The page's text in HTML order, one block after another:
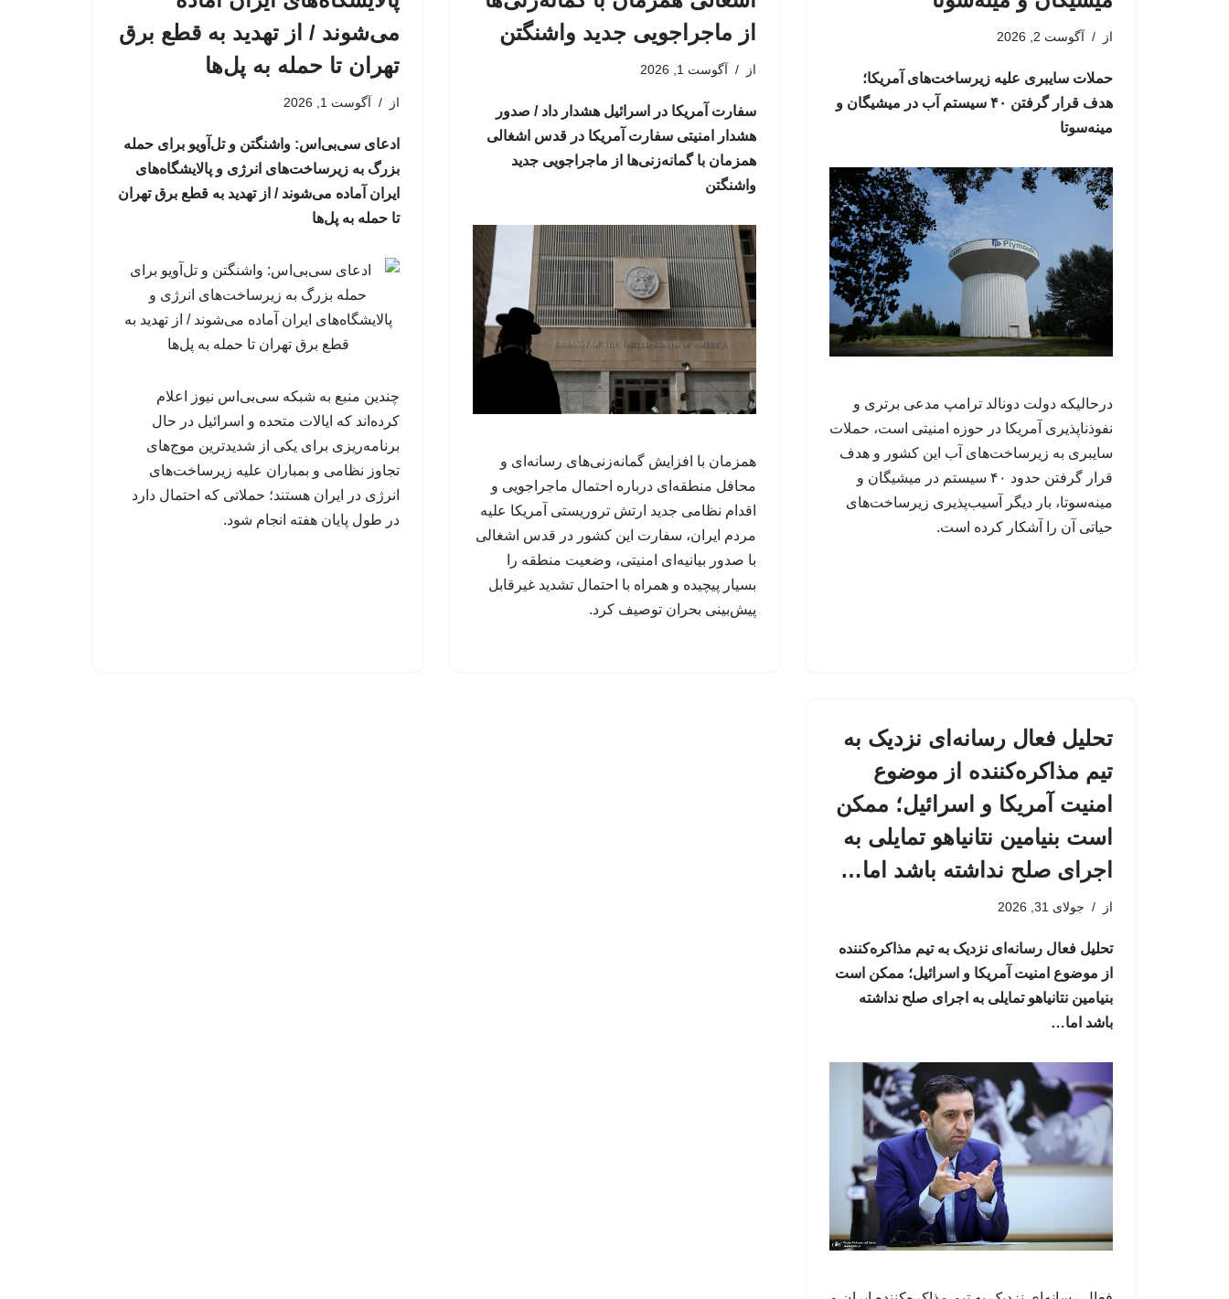
از آگوست 2, 2026
حملات سایبری علیه زیرساخت‌های آمریکا؛
هدف قرار گرفتن ۴۰ سیستم آب در میشیگان و
مینه‌سوتا
درحالیکه دولت دونالد ترامپ مدعی برتری و
نفوذناپذیری آمریکا در حوزه امنیتی است، حملات
سایبری به زیرساخت‌های آب این کشور و هدف
قرار گرفتن حدود ۴۰ سیستم در میشیگان و
مینه‌سوتا، بار دیگر آسیب‌پذیری زیرساخت‌های
حیاتی آن را آشکار کرده است.
از ماجراجویی جدید واشنگتن
از آگوست 1, 2026
سفارت آمریکا در اسرائیل هشدار داد / صدور
هشدار امنیتی سفارت آمریکا در قدس اشغالی
همزمان با گمانه‌زنی‌ها از ماجراجویی جدید
واشنگتن
همزمان با افزایش گمانه‌زنی‌های رسانه‌ای و
محافل منطقه‌ای درباره احتمال ماجراجویی و
اقدام نظامی جدید ارتش تروریستی آمریکا علیه
مردم ایران، سفارت این کشور در قدس اشغالی
با صدور بیانیه‌ای امنیتی، وضعیت منطقه را
بسیار پیچیده و همراه با احتمال تشدید غیرقابل
پیش‌بینی بحران توصیف کرد.
می‌شوند / از تهدید به قطع برق
تهران تا حمله به پل‌ها
از آگوست 1, 2026
ادعای سی‌بی‌اس: واشنگتن و تل‌آویو برای حمله
بزرگ به زیرساخت‌های انرژی و پالایشگاه‌های
ایران آماده می‌شوند / از تهدید به قطع برق تهران
تا حمله به پل‌ها
چندین منبع به شبکه سی‌بی‌اس نیوز اعلام
کرده‌اند که ایالات متحده و اسرائیل در حال
برنامه‌ریزی برای یکی از شدیدترین موج‌های
تجاوز نظامی و بمباران علیه زیرساخت‌های
انرژی در ایران هستند؛ حملاتی که احتمال دارد
در طول پایان هفته انجام شود.
تحلیل فعال رسانه‌ای نزدیک به
تیم مذاکره‌کننده از موضوع
امنیت آمریکا و اسرائیل؛ ممکن
است بنیامین نتانیاهو تمایلی به
اجرای صلح نداشته باشد اما…
از جولای 31, 2026
تحلیل فعال رسانه‌ای نزدیک به تیم مذاکره‌کننده
از موضوع امنیت آمریکا و اسرائیل؛ ممکن است
بنیامین نتانیاهو تمایلی به اجرای صلح نداشته
باشد اما…